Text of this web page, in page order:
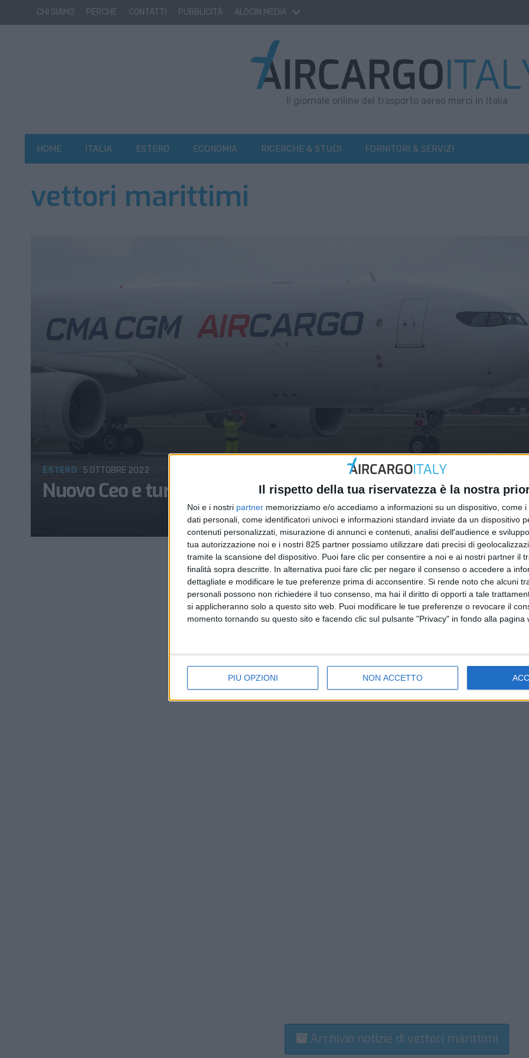
Il rispetto della tua riservatezza è la nostra
Noi e i nostri partner memorizziamo e/o accediamo a informazioni su un dispositivo, come
dati personali, come identificatori univoci e informazioni standard inviate da un dispositivo
contenuti personalizzati, misurazione di annunci e contenuti, analisi dell'audience e
tua autorizzazione noi e i nostri 825 partner possiamo utilizzare dati precisi di
tramite la scansione del dispositivo. Puoi fare clic per consentire a noi e ai nostri partner il
finalità sopra descritte. In alternativa puoi fare clic per negare il consenso o accedere a
dettagliate e modificare le tue preferenze prima di acconsentire. Si rende noto che alcuni
personali possono non richiedere il tuo consenso, ma hai il diritto di opporti a tale
si applicheranno solo a questo sito web. Puoi modificare le tue preferenze o revocare il
momento tornando su questo sito e facendo clic sul pulsante "Privacy" in fondo alla pagina
PIÙ OPZIONI NON ACCETTO
CHI SIAMO PERCHÈ CONTATTI PUBBLICITÀ ALOCIN MEDIA
Il giornale online del trasporto aereo merci in Italia
HOME ITALIA ESTERO ECONOMIA RICERCHE & STUDI FORNITORI & SERVIZI
vettori marittimi
Nuovo Ceo e turbolenze varie per Cma Cgm Air Cargo
ESTERO 5 OTTOBRE 2022
Archivio notizie di vettori marittimi